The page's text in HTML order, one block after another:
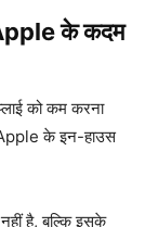
के कदम
को कम करना
के इन-हाउस
है, बल्कि इसके